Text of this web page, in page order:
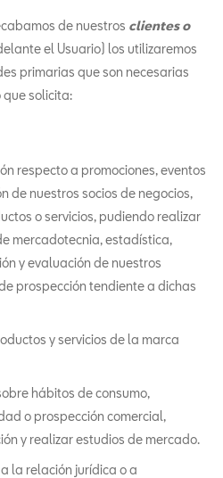
de nuestros clientes o
el Usuario) los utilizaremos
primarias que son necesarias
que solicita:
respecto a promociones, eventos
de nuestros socios de negocios,
o servicios, pudiendo realizar
mercadotecnia, estadística,
y evaluación de nuestros
prospección tendiente a dichas
y servicios de la marca
hábitos de consumo,
o prospección comercial,
y realizar estudios de mercado.
la relación jurídica o a